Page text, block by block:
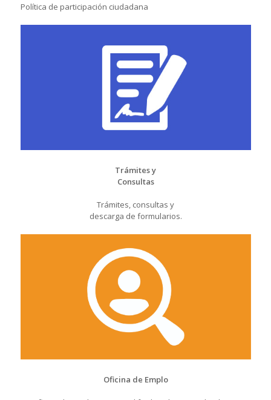
Política de participación ciudadana
Trámites y
Consultas
Trámites, consultas y
descarga de formularios.
Oficina de Emplo